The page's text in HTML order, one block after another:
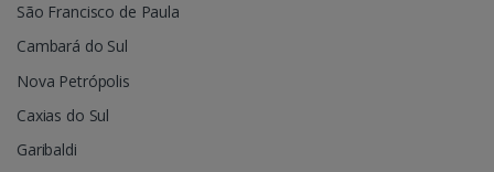
São Francisco de Paula
Cambará do Sul
Nova Petrópolis
Caxias do Sul
Garibaldi